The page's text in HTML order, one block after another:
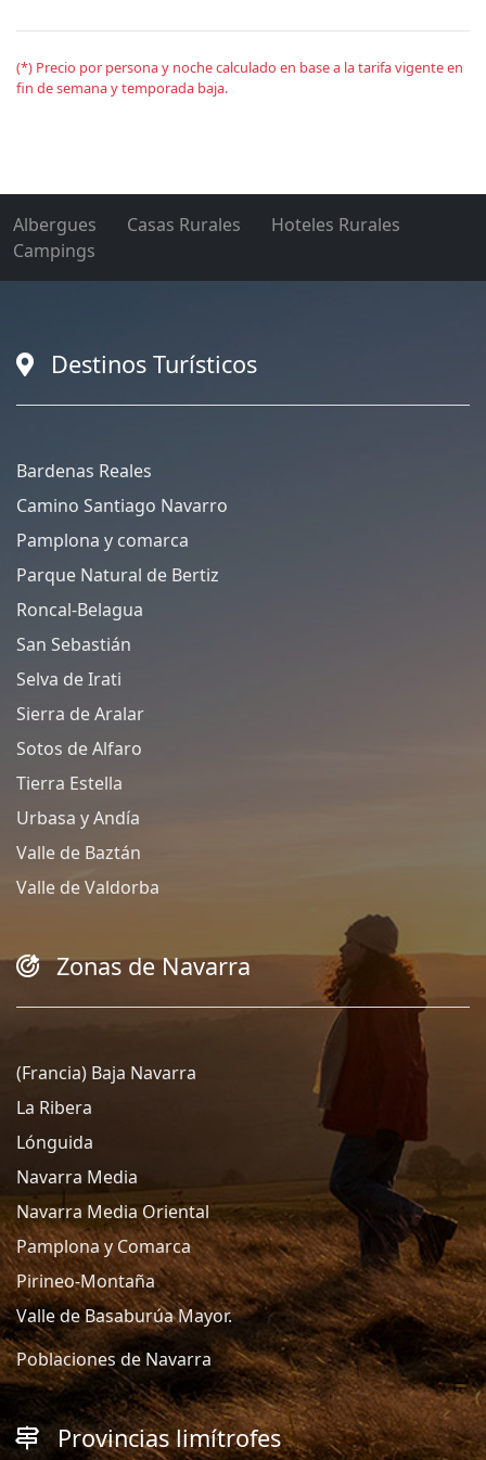
(*) Precio por persona y noche calculado en base a la tarifa vigente en
fin de semana y temporada baja.
Albergues Casas Rurales
Hoteles Rurales
Campings
Destinos Turísticos
Bardenas Reales
Camino Santiago Navarro
Pamplona y comarca
Parque Natural de Bertiz
Roncal-Belagua
San Sebastián
Selva de Irati
Sierra de Aralar
Sotos de Alfaro
Tierra Estella
Urbasa y Andía
Valle de Baztán
Valle de Valdorba
Zonas de Navarra
(Francia) Baja Navarra
La Ribera
Lónguida
Navarra Media
Navarra Media Oriental
Pamplona y Comarca
Pirineo-Montaña
Valle de Basaburúa Mayor.
Poblaciones de Navarra
Provincias limítrofes